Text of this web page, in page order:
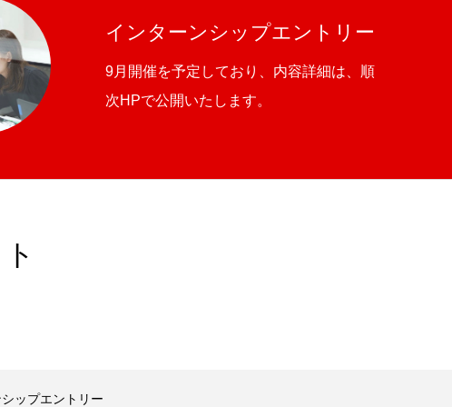
インターンシップエントリー
9月開催を予定しており、内容詳細は、順
次HPで公開いたします。
ップエントリー